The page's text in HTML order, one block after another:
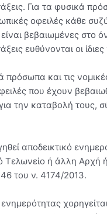
Για τα φυσικά
οφειλές κάθε
είναι βεβαιωμένες
ευθύνονται οι
πρόσωπα και τις
που έχουν
την καταβολή τους,
αποδεικτικό
ή άλλη Αρχή
του ν. 4174/2013.
ενημερότητας